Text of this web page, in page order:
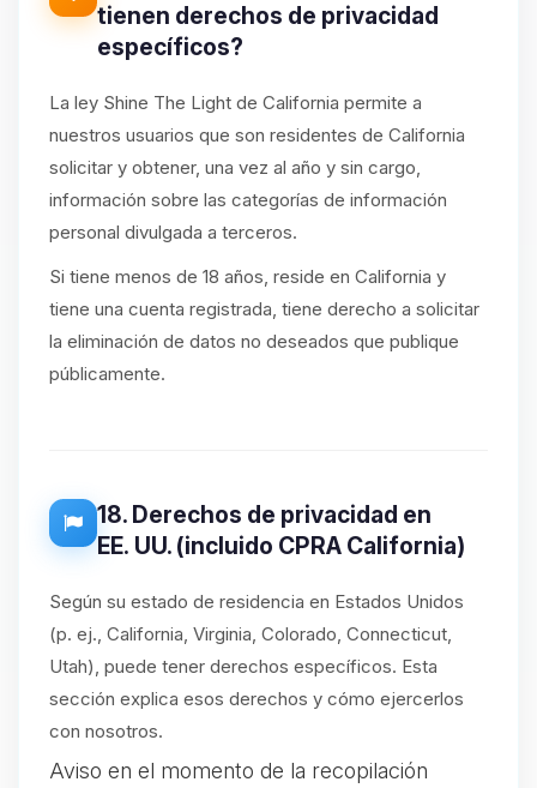
tienen derechos de privacidad
específicos?
La ley Shine The Light de California permite a
nuestros usuarios que son residentes de California
solicitar y obtener, una vez al año y sin cargo,
información sobre las categorías de información
personal divulgada a terceros.
Si tiene menos de 18 años, reside en California y
tiene una cuenta registrada, tiene derecho a solicitar
la eliminación de datos no deseados que publique
públicamente.
18. Derechos de privacidad en
EE. UU. (incluido CPRA California)
Según su estado de residencia en Estados Unidos
(p. ej., California, Virginia, Colorado, Connecticut,
Utah), puede tener derechos específicos. Esta
sección explica esos derechos y cómo ejercerlos
con nosotros.
Aviso en el momento de la recopilación